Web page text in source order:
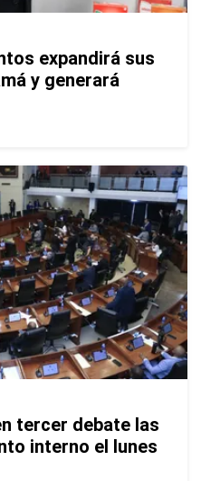
expandirá sus
y generará
tercer debate las
interno el lunes